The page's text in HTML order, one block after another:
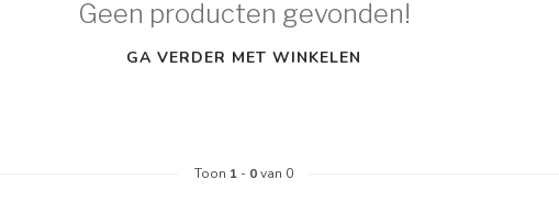
Geen producten gevonden!
GA VERDER MET WINKELEN
Toon 1 - 0van 0